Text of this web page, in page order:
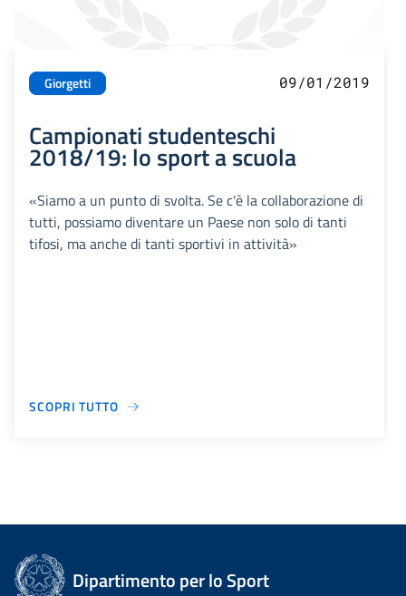
Giorgetti 09/01/2019
Campionati studenteschi
2018/19: lo sport a scuola
«Siamo a un punto di svolta. Se c'è la collaborazione di
tutti, possiamo diventare un Paese non solo di tanti
tifosi, ma anche di tanti sportivi in attività»
SCOPRI TUTTO
Dipartimento per lo Sport